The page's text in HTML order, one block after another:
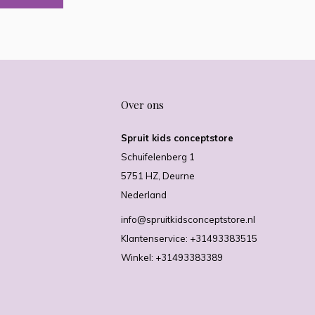
Over ons
Spruit kids conceptstore
Schuifelenberg 1
5751 HZ, Deurne
Nederland
info@spruitkidsconceptstore.nl
Klantenservice: +31493383515
Winkel: +31493383389